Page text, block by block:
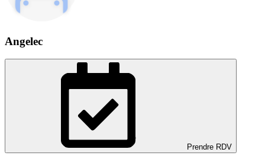
Angelec
Prendre RDV